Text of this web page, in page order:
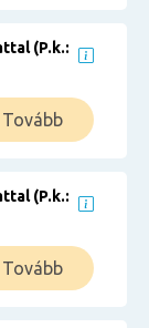
(P.k.:
Tovább
(P.k.:
Tovább